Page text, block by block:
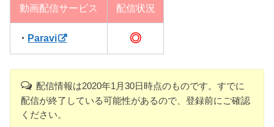
動画配信サービス 配信状況
・ Paravi ◎
配信情報は2020年1月30日時点のものです。すでに
配信が終了している可能性があるので、登録前にご確認
ください。